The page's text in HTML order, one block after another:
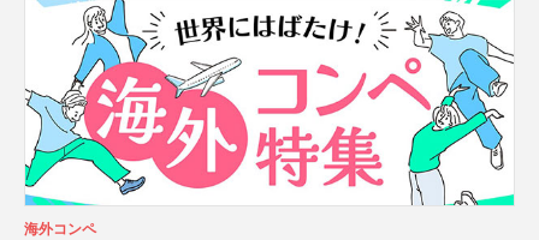
海外コンペ